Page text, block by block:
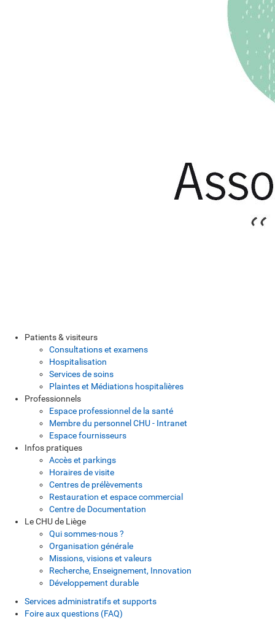
Patients & visiteurs
Consultations et examens
Hospitalisation
Services de soins
Plaintes et Médiations hospitalières
Professionnels
Espace professionnel de la santé
Membre du personnel CHU - Intranet
Espace fournisseurs
Infos pratiques
Accès et parkings
Horaires de visite
Centres de prélèvements
Restauration et espace commercial
Centre de Documentation
Le CHU de Liège
Qui sommes-nous ?
Organisation générale
Missions, visions et valeurs
Recherche, Enseignement, Innovation
Développement durable
Services administratifs et supports
Foire aux questions (FAQ)